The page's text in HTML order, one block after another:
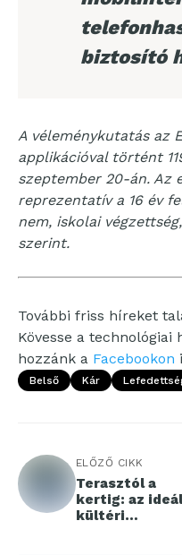
biztosító
A véleménykutatás az
applikációval történt
szeptember 20-án. Az
reprezentatív a 16 év
nem, iskolai
szerint.
További friss híreket
Kövesse a
hozzánk a Facebookon
Belső Kár
ELŐZŐ CIKK
Terasztól a
kertig: az
kültéri